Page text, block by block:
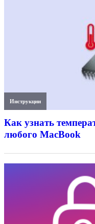
Инструкции
Как узнать
любого MacBook